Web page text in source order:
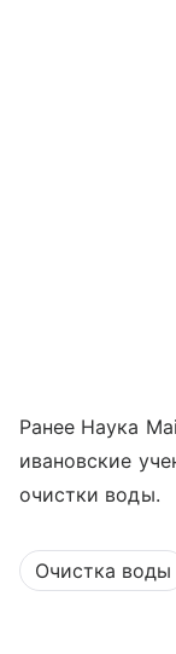
Ранее Наука
ивановские
очистки воды.
Очистка воды